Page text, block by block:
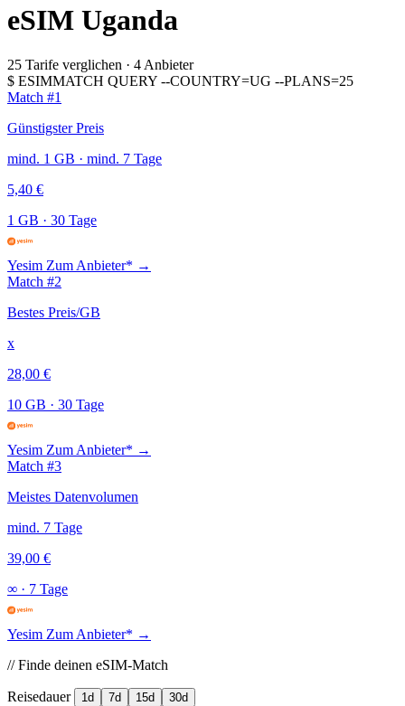
eSIM Uganda
25 Tarife verglichen · 4 Anbieter
$ ESIMMATCH QUERY --COUNTRY=UG --PLANS=25
Match #1
Günstigster Preis
mind. 1 GB · mind. 7 Tage
5,40 €
1 GB · 30 Tage
Yesim Zum Anbieter* →
Match #2
Bestes Preis/GB
x
28,00 €
10 GB · 30 Tage
Yesim Zum Anbieter* →
Match #3
Meistes Datenvolumen
mind. 7 Tage
39,00 €
∞ · 7 Tage
Yesim Zum Anbieter* →
// Finde deinen eSIM-Match
Reisedauer 1d 7d 15d 30d